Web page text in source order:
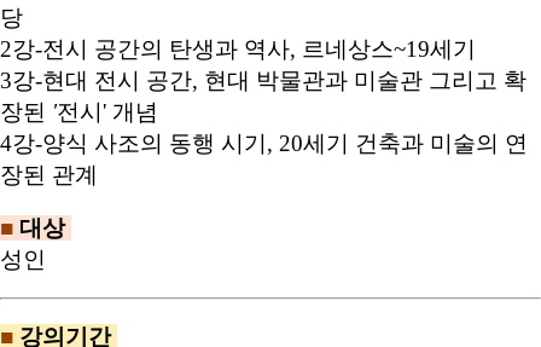
당
2강-전시 공간의 탄생과 역사, 르네상스~19세기
3강-현대 전시 공간, 현대 박물관과 미술관 그리고 확
장된 '전시' 개념
4강-양식 사조의 동행 시기 , 20세기 건축과 미술의 연
장된 관계
■ 대상
성인
■ 강의기간